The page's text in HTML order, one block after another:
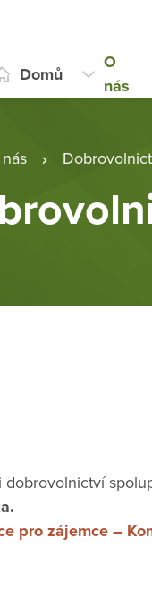
Domů
O
nás
dobrovolnictví
pro zájemce –